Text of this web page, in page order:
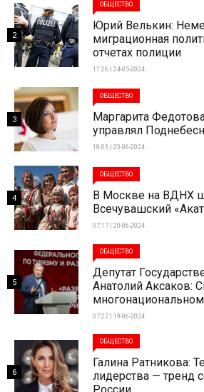
ОБЩЕСТВО
Юрий Велькин:
миграционная
отчетах полиции
11:26 | 24-05-2024
2
ОБЩЕСТВО
Маргарита
управлял
18:03 | 23-06-2024
3
ОБЩЕСТВО
В Москве на ВДНХ
Всечувашский
07:17 | 20-06-2024
4
ОБЩЕСТВО
Депутат
Анатолий Аксаков:
07:27 | 19-06-2024
5
ОБЩЕСТВО
Галина Ратникова:
лидерства — тренд
6